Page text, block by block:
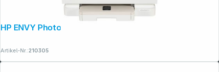
HP ENVY Photo 7230 All-in-One
Artikel-Nr.:210305